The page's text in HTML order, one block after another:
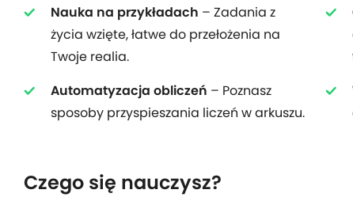
Nauka na przykładach – Zadania z
życia wzięte, łatwe do przełożenia na
Twoje realia.
Automatyzacja obliczeń – Poznasz
sposoby przyspieszania liczeń w arkuszu.
Czego się nauczysz?